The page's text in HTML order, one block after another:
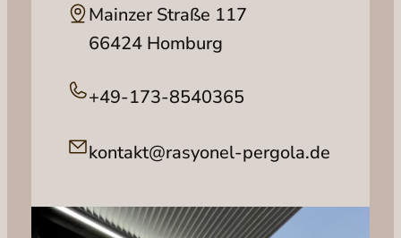
Mainzer Straße 117
66424 Homburg
+49-173-8540365
kontakt@rasyonel-pergola.de